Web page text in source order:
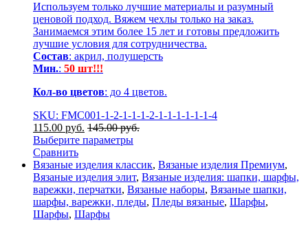
Используем только лучшие материалы и разумный
ценовой подход. Вяжем чехлы только на заказ.
Занимаемся этим более 15 лет и готовы предложить
лучшие условия для сотрудничества.
Состав: акрил, полушерсть
Мин.: 50 шт!!!
Кол-во цветов: до 4 цветов.
SKU: FMC001-1-2-1-1-1-2-1-1-1-1-1-1-4
115.00 руб. 145.00руб.
Выберите параметры
Сравнить
Вязаные изделия классик, Вязаные изделия Премиум,
Вязаные изделия элит, Вязаные изделия: шапки, шарфы,
варежки, перчатки, Вязаные наборы, Вязаные шапки,
шарфы, варежки, пледы, Пледы вязаные, Шарфы,
Шарфы, Шарфы